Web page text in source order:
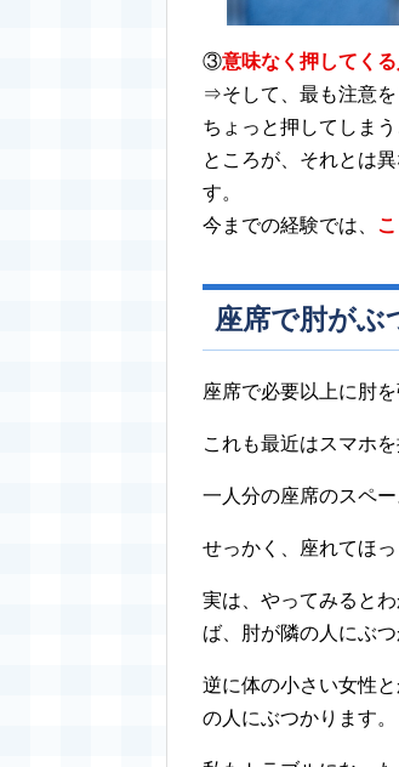
③意味なく押してくる
⇒そして、最も注意
ちょっと押してしま
ところが、それとは
す。
今までの経験では、
座席で肘がぶ
座席で必要以上に肘
これも最近はスマホ
一人分の座席のスペ
せっかく、座れてほ
実は、やってみると
ば、肘が隣の人にぶ
逆に体の小さい女性
の人にぶつかります。